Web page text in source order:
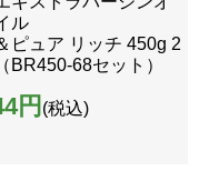
ル
ピュア リッチ 450g 2
BR450-68セット）
円 (税込)